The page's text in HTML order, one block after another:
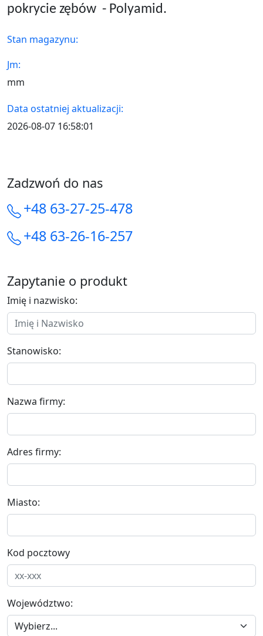
pokrycie zębów - Polyamid.
Stan magazynu:
Jm:
mm
Data ostatniej aktualizacji:
2026-08-07 16:58:01
Zadzwoń do nas
+48 63-27-25-478
+48 63-26-16-257
Zapytanie o produkt
Imię i nazwisko:
Stanowisko:
Nazwa firmy:
Adres firmy:
Miasto:
Kod pocztowy
Województwo: